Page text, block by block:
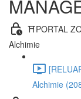
⛩️PORTAL
Alchimie
Alchimie